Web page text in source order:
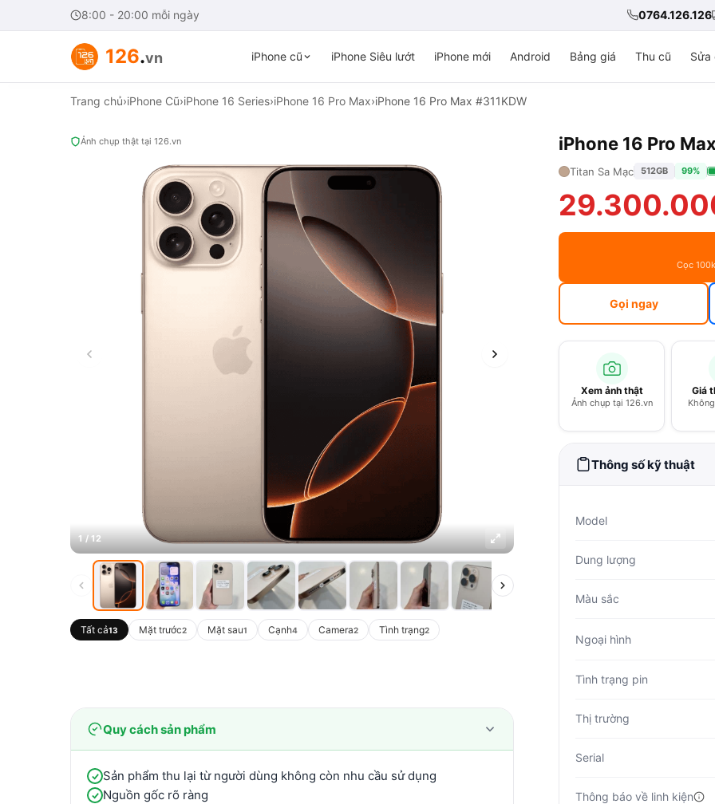
8:00 - 20:00 mỗi ngày 0764.126.126
126.vn iPhone cũ iPhone Siêu lướt iPhone mới Android Bảng giá Thu cũ Sửa
Trang chủ›iPhone Cũ›iPhone 16 Series›iPhone 16 Pro Max›iPhone 16 Pro Max #311KDW
Ảnh chụp thật tại 126.vn
1 / 12
Tất cả13 Mặt trước2 Mặt sau1 Cạnh4 Camera2 Tình trạng2
iPhone 16 Pro
Titan Sa Mạc 512GB 99%
Cọc
Gọi ngay
Xem ảnh thật
Ảnh chụp tại 126.vn
Giá
Thông số kỹ thuật
Model
Dung lượng
Màu sắc
Ngoại hình
Tình trạng pin
Thị trường
Serial
Thông báo về linh kiện
Quy cách sản phẩm
Sản phẩm thu lại từ người dùng không còn nhu cầu sử dụng
Nguồn gốc rõ ràng